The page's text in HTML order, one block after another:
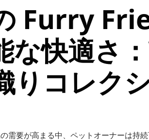
Furry
な快適さ
りコレク
需要が高まる中、ペットオーナーは持